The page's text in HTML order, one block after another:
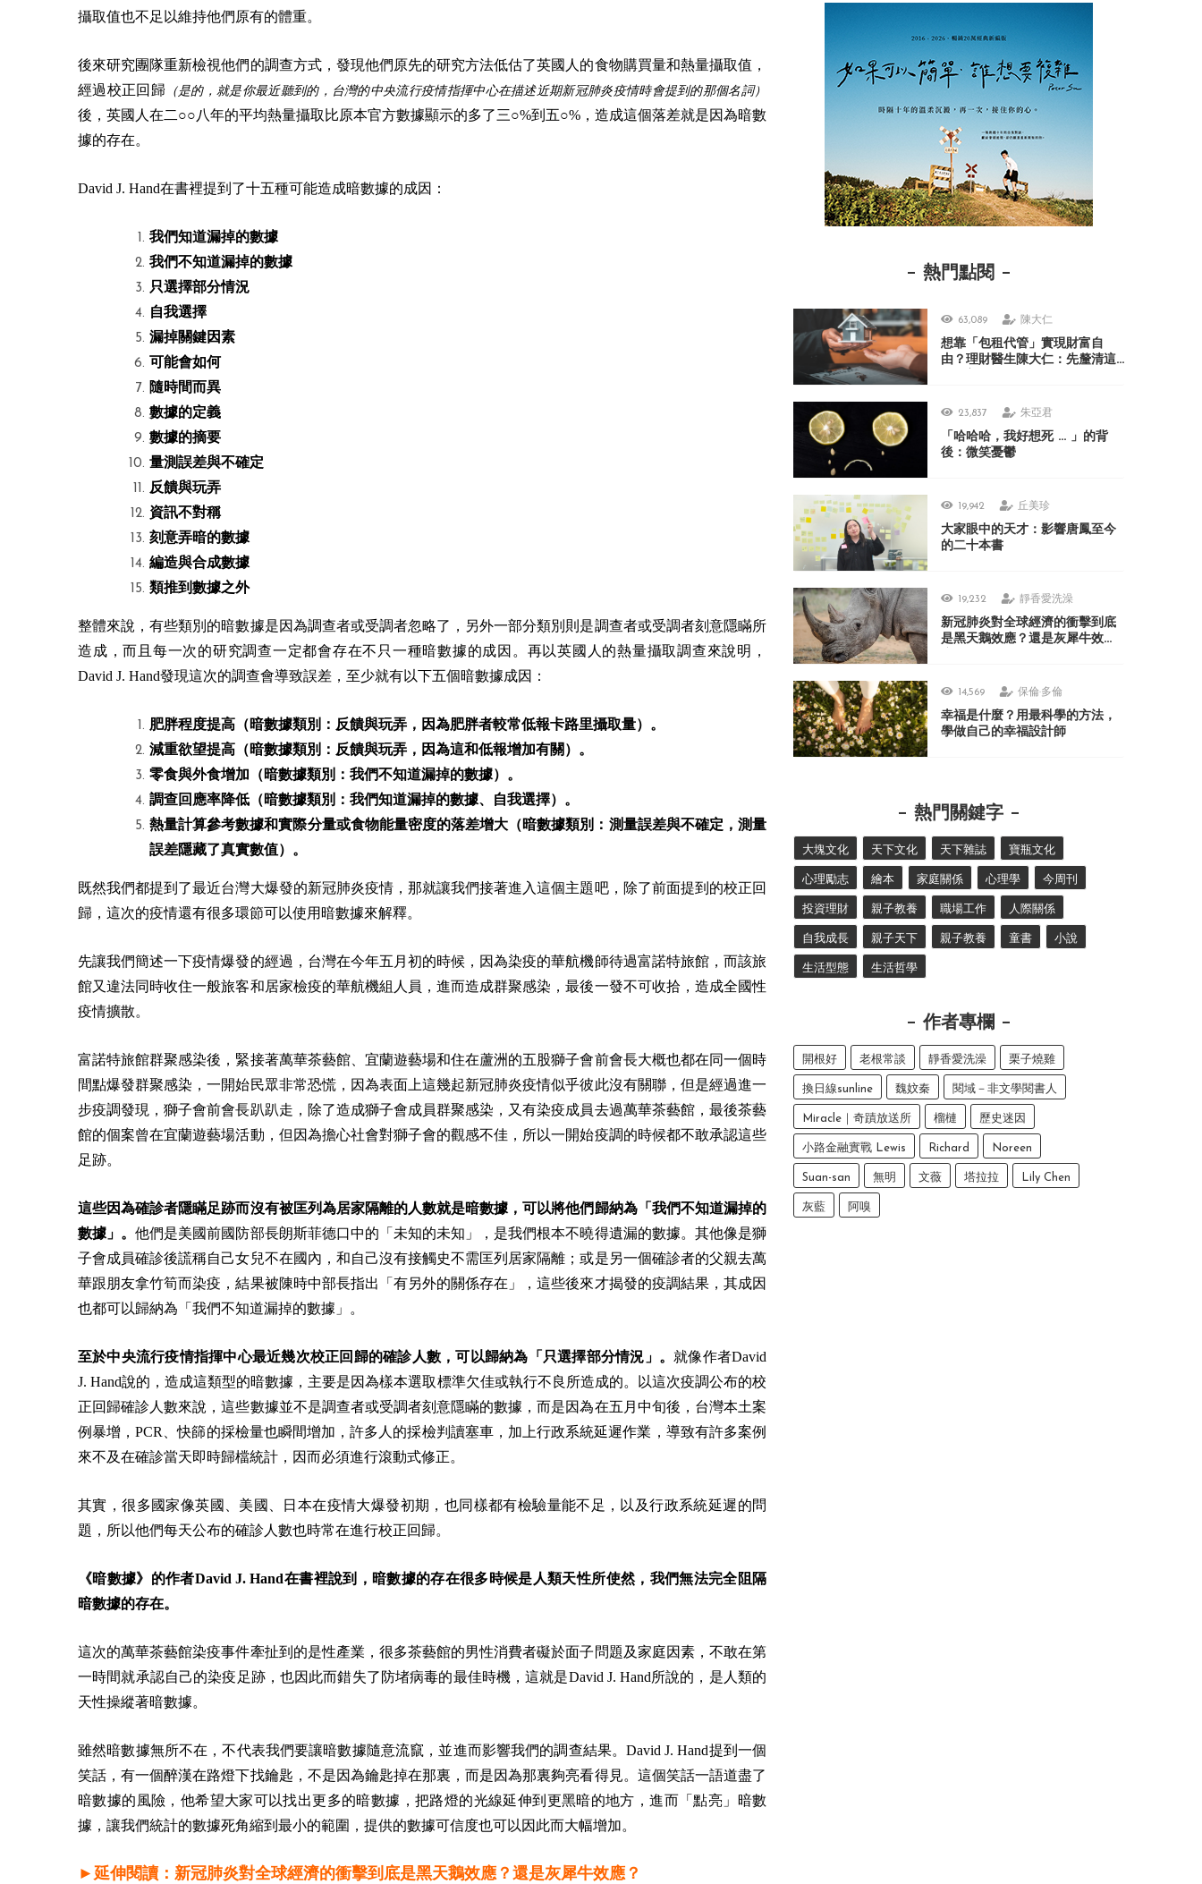
攝取值也不足以維持他們原有的體重。
後來研究團隊重新檢視他們的調查方式，發現他們原先的研究方法低估了英國人的食物購買量和熱量攝取值，
經過校正回歸 （是的，就是你最近聽到的，台灣的中央流行疫情指揮中心在描述近期新冠肺炎疫情時會提到的那個名詞）
後，英國人在二○○八年的平均熱量攝取比原本官方數據顯示的多了三○%到五○%，造成這個落差就是因為暗數
據的存在。
David J. Hand在書裡提到了十五種可能造成暗數據的成因：
我們知道漏掉的數據
我們不知道漏掉的數據
只選擇部分情況
自我選擇
漏掉關鍵因素
可能會如何
隨時間而異
數據的定義
數據的摘要
量測誤差與不確定
反饋與玩弄
資訊不對稱
刻意弄暗的數據
編造與合成數據
類推到數據之外
整體來說，有些類別的暗數據是因為調查者或受調者忽略了，另外一部分類別則是調查者或受調者刻意隱瞞所
造成，而且每一次的研究調查一定都會存在不只一種暗數據的成因。再以英國人的熱量攝取調查來說明，
David J. Hand發現這次的調查會導致誤差，至少就有以下五個暗數據成因：
肥胖程度提高（暗數據類別：反饋與玩弄，因為肥胖者較常低報卡路里攝取量）。
減重欲望提高（暗數據類別：反饋與玩弄，因為這和低報增加有關）。
零食與外食增加（暗數據類別：我們不知道漏掉的數據）。
調查回應率降低（暗數據類別：我們知道漏掉的數據、自我選擇）。
熱量計算參考數據和實際分量或食物能量密度的落差增大（暗數據類別：測量誤差與不確定，測量
誤差隱藏了真實數值）。
既然我們都提到了最近台灣大爆發的新冠肺炎疫情，那就讓我們接著進入這個主題吧，除了前面提到的校正回
歸，這次的疫情還有很多環節可以使用暗數據來解釋。
先讓我們簡述一下疫情爆發的經過，台灣在今年五月初的時候，因為染疫的華航機師待過富諾特旅館，而該旅
館又違法同時收住一般旅客和居家檢疫的華航機組人員，進而造成群聚感染，最後一發不可收拾，造成全國性
疫情擴散。
富諾特旅館群聚感染後，緊接著萬華茶藝館、宜蘭遊藝場和住在蘆洲的五股獅子會前會長大概也都在同一個時
間點爆發群聚感染，一開始民眾非常恐慌，因為表面上這幾起新冠肺炎疫情似乎彼此沒有關聯，但是經過進一
步疫調發現，獅子會前會長趴趴走，除了造成獅子會成員群聚感染，又有染疫成員去過萬華茶藝館，最後茶藝
館的個案曾在宜蘭遊藝場活動，但因為擔心社會對獅子會的觀感不佳，所以一開始疫調的時候都不敢承認這些
足跡。
這些因為確診者隱瞞足跡而沒有被匡列為居家隔離的人數就是暗數據，可以將他們歸納為「我們不知道漏掉的
數據」。他們是美國前國防部長朗斯菲德口中的「未知的未知」，是我們根本不曉得遺漏的數據。其他像是獅
子會成員確診後謊稱自己女兒不在國內，和自己沒有接觸史不需匡列居家隔離；或是另一個確診者的父親去萬
華跟朋友拿竹筍而染疫，結果被陳時中部長指出「有另外的關係存在」，這些後來才揭發的疫調結果，其成因
也都可以歸納為「我們不知道漏掉的數據」。
至於中央流行疫情指揮中心最近幾次校正回歸的確診人數，可以歸納為「只選擇部分情況」。 就像作者David
J. Hand說的，造成這類型的暗數據，主要是因為樣本選取標準欠佳或執行不良所造成的。以這次疫調公布的校
正回歸確診人數來說，這些數據並不是調查者或受調者刻意隱瞞的數據，而是因為在五月中旬後，台灣本土案
例暴增，PCR、快篩的採檢量也瞬間增加，許多人的採檢判讀塞車，加上行政系統延遲作業，導致有許多案例
來不及在確診當天即時歸檔統計，因而必須進行滾動式修正。
其實，很多國家像英國、美國、日本在疫情大爆發初期，也同樣都有檢驗量能不足，以及行政系統延遲的問
題，所以他們每天公布的確診人數也時常在進行校正回歸。
《暗數據》的作者David J. Hand在書裡說到，暗數據的存在很多時候是人類天性所使然，我們無法完全阻隔
暗數據的存在。
這次的萬華茶藝館染疫事件牽扯到的是性產業，很多茶藝館的男性消費者礙於面子問題及家庭因素，不敢在第
一時間就承認自己的染疫足跡，也因此而錯失了防堵病毒的最佳時機，這就是David J. Hand所說的，是人類的
天性操縱著暗數據。
雖然暗數據無所不在，不代表我們要讓暗數據隨意流竄，並進而影響我們的調查結果。David J. Hand提到一個
笑話，有一個醉漢在路燈下找鑰匙，不是因為鑰匙掉在那裏，而是因為那裏夠亮看得見。這個笑話一語道盡了
暗數據的風險，他希望大家可以找出更多的暗數據，把路燈的光線延伸到更黑暗的地方，進而「點亮」暗數
據，讓我們統計的數據死角縮到最小的範圍，提供的數據可信度也可以因此而大幅增加。
►延伸閱讀：新冠肺炎對全球經濟的衝擊到底是黑天鵝效應？還是灰犀牛效應？
熱門點閱
63,089 陳大仁
想靠「包租代管」實現財富自
由？理財醫生陳大仁：先釐清這
23,837 朱亞君
「哈哈哈，我好想死 ... 」的背
後：微笑憂鬱
19,942 丘美珍
大家眼中的天才：影響唐鳳至今
的二十本書
19,232 靜香愛洗澡
新冠肺炎對全球經濟的衝擊到底
是黑天鵝效應？還是灰犀牛效
14,569 保倫·多倫
幸福是什麼？用最科學的方法，
學做自己的幸福設計師
熱門關鍵字
大塊文化 天下文化 天下雜誌 寶瓶文化
心理勵志 繪本 家庭關係 心理學 今周刊
投資理財 親子教養 職場工作 人際關係
自我成長 親子天下 親子教養 童書 小說
生活型態 生活哲學
作者專欄
開根好 老根常談 靜香愛洗澡 栗子燒雞
換日線sunline 魏妏秦 閱域－非文學閱書人
Miracle｜奇蹟放送所 榴槤 歷史迷因
小路金融實戰 Lewis Richard Noreen
Suan-san 無明 文薇 塔拉拉 Lily Chen
灰藍 阿嗅